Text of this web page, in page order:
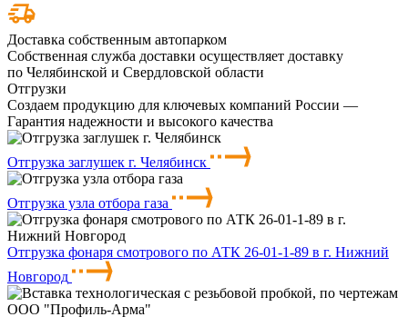
Доставка собственным автопарком
Собственная служба доставки осуществляет доставку
по Челябинской и Свердловской области
Отгрузки
Создаем продукцию для ключевых компаний России —
Гарантия надежности и высокого качества
Отгрузка заглушек г. Челябинск
Отгрузка узла отбора газа
Отгрузка фонаря смотрового по АТК 26-01-1-89 в г. Нижний
Новгород